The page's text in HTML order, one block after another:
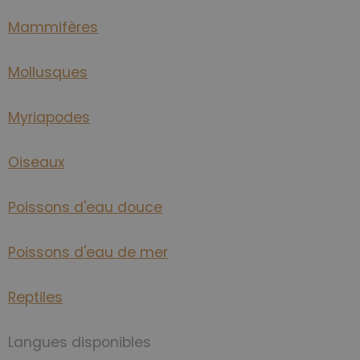
Mammifères
Mollusques
Myriapodes
Oiseaux
Poissons d'eau douce
Poissons d'eau de mer
Reptiles
Langues disponibles